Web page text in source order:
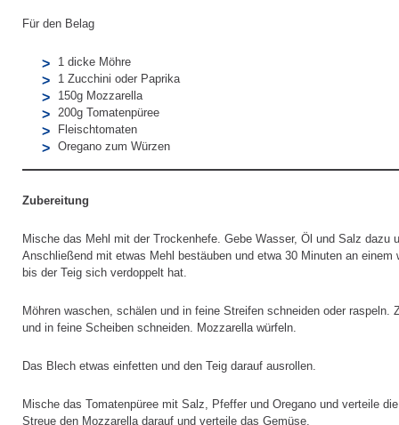
Für den Belag
1 dicke Möhre
1 Zucchini oder Paprika
150g Mozzarella
200g Tomatenpüree
Fleischtomaten
Oregano zum Würzen
Zubereitung
Mische das Mehl mit der Trockenhefe. Gebe Wasser, Öl und Salz dazu
Anschließend mit etwas Mehl bestäuben und etwa 30 Minuten an
bis der Teig sich verdoppelt hat.
Möhren waschen, schälen und in feine Streifen schneiden oder raspeln.
und in feine Scheiben schneiden. Mozzarella würfeln.
Das Blech etwas einfetten und den Teig darauf ausrollen.
Mische das Tomatenpüree mit Salz, Pfeffer und Oregano und verteile
Streue den Mozzarella darauf und verteile das Gemüse.